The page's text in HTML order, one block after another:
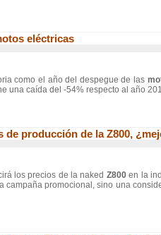
eléctricas
como el año del despegue de las
una caída del -54% respecto al año
de producción de la Z800,
los precios de la naked Z800en la
campaña promocional, sino una